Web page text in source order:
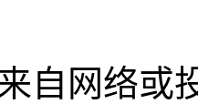
自网络或